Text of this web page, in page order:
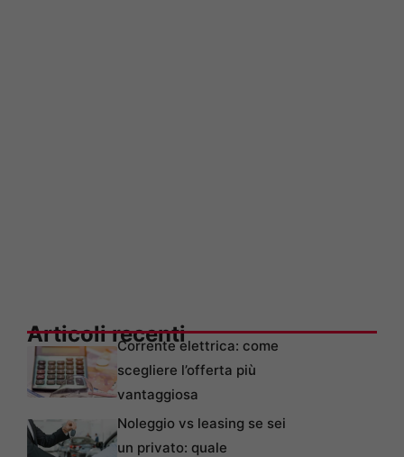
Articoli recentiCorrente elettrica: come
scegliere l’offerta più
vantaggiosa
Noleggio vs leasing se sei
un privato: quale